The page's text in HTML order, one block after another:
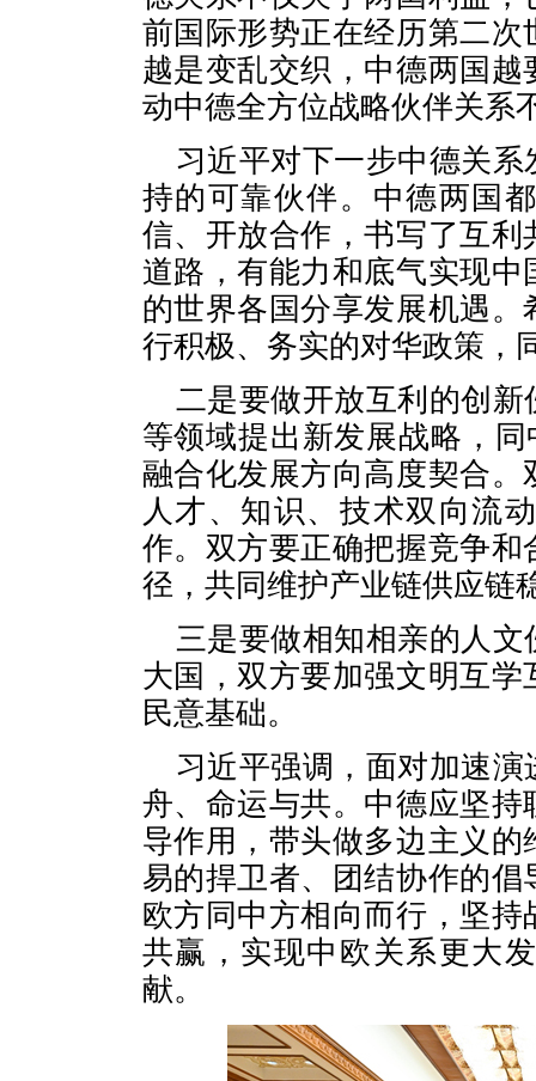
前国际形势正在经历第二
越是变乱交织，中德两国
动中德全方位战略伙伴关系
习近平对下一步中德关
持的可靠伙伴。中德两国
信、开放合作，书写了互
道路，有能力和底气实现
的世界各国分享发展机遇
行积极、务实的对华政策，
二是要做开放互利的创
等领域提出新发展战略，
融合化发展方向高度契合
人才、知识、技术双向流
作。双方要正确把握竞争
径，共同维护产业链供应链
三是要做相知相亲的人
大国，双方要加强文明互
民意基础。
习近平强调，面对加速
舟、命运与共。中德应坚
导作用，带头做多边主义
易的捍卫者、团结协作的
欧方同中方相向而行，坚
共赢，实现中欧关系更大
献。